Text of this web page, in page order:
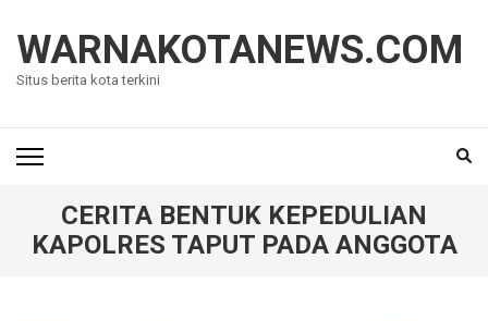
konten
(Tekan
WARNAKOTANEWS.COM
Situs berita kota terkini
CERITA BENTUK KEPEDULIAN
KAPOLRES TAPUT PADA ANGGOTA